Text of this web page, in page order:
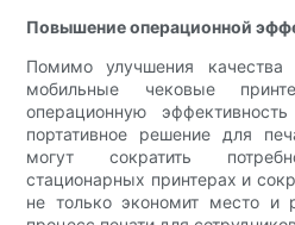
Повышение операционной
Помимо улучшения качества
мобильные чековые
операционную
портативное решение для
могут сократить
стационарных принтерах и
не только экономит место и